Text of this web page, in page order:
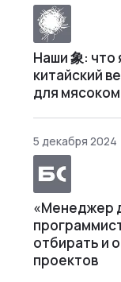
Наши 象: что
китайский
для
5 декабря 2024
«Менеджер
отбирать и
проектов